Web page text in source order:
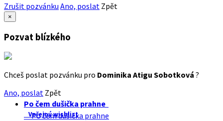
Zrušit pozvánku Ano, poslat Zpět
×
Pozvat blízkého
Chceš poslat pozvánku pro Dominika Atigu Sobotková ?
Ano, poslat Zpět
Po čem dušička prahne
Veřejný wishlist
Po čem dušička prahne